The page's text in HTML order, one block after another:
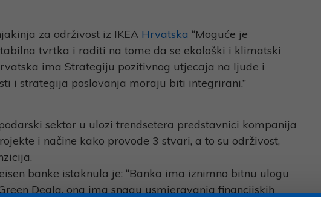
za održivost iz IKEA Hrvatska “Moguće je
tvrtka i raditi na tome da se ekološki i klimatski
ima Strategiju pozitivnog utjecaja na ljude i
i strategija poslovanja moraju biti integrirani.”
sektor u ulozi trendsetera predstavnici kompanija
i načine kako provode 3 stvari, a to su održivost,
banke istaknula je: “Banka ima iznimno bitnu ulogu
Deala, ona ima snagu usmjeravanja financijskih